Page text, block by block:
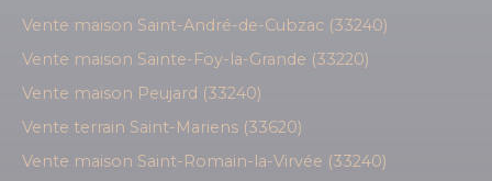
Vente maison Saint-André-de-Cubzac (33240)
Vente maison Sainte-Foy-la-Grande (33220)
Vente maison Peujard (33240)
Vente terrain Saint-Mariens (33620)
Vente maison Saint-Romain-la-Virvée (33240)